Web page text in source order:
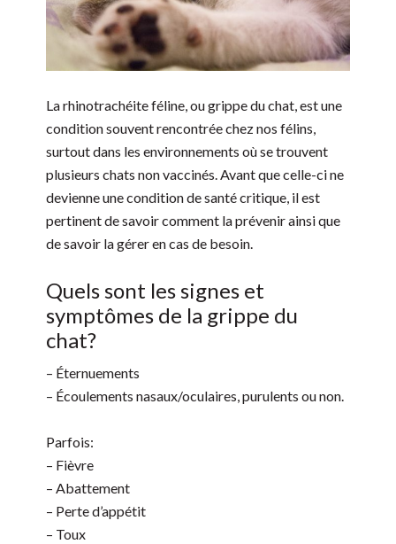
La rhinotrachéite féline, ou grippe du chat, est une
condition souvent rencontrée chez nos félins,
surtout dans les environnements où se trouvent
plusieurs chats non vaccinés. Avant que celle-ci ne
devienne une condition de santé critique, il est
pertinent de savoir comment la prévenir ainsi que
de savoir la gérer en cas de besoin.
Quels sont les signes et
symptômes de la grippe du
chat?
– Éternuements
– Écoulements nasaux/oculaires, purulents ou non.
Parfois:
– Fièvre
– Abattement
– Perte d’appétit
– Toux